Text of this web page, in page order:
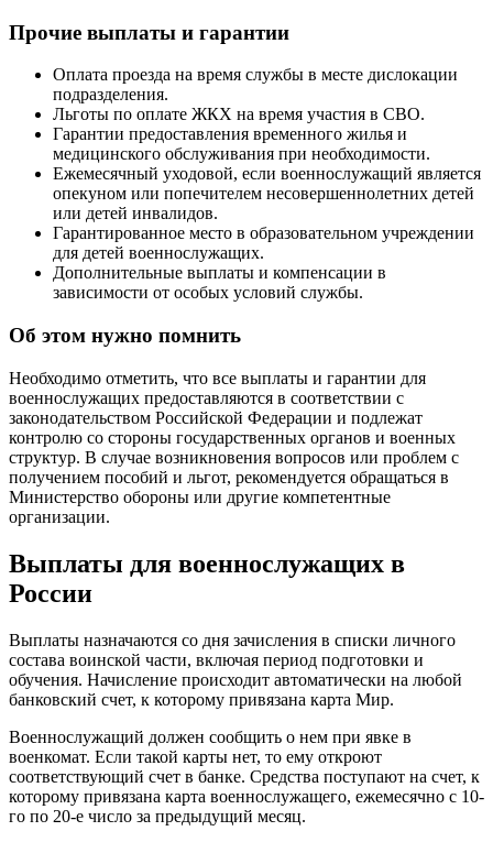
Прочие выплаты и гарантии
Оплата проезда на время службы в месте дислокации
подразделения.
Льготы по оплате ЖКХ на время участия в СВО.
Гарантии предоставления временного жилья и
медицинского обслуживания при необходимости.
Ежемесячный уходовой, если военнослужащий является
опекуном или попечителем несовершеннолетних детей
или детей инвалидов.
Гарантированное место в образовательном учреждении
для детей военнослужащих.
Дополнительные выплаты и компенсации в
зависимости от особых условий службы.
Об этом нужно помнить
Необходимо отметить, что все выплаты и гарантии для
военнослужащих предоставляются в соответствии с
законодательством Российской Федерации и подлежат
контролю со стороны государственных органов и военных
структур. В случае возникновения вопросов или проблем с
получением пособий и льгот, рекомендуется обращаться в
Министерство обороны или другие компетентные
организации.
Выплаты для военнослужащих в
России
Выплаты назначаются со дня зачисления в списки личного
состава воинской части, включая период подготовки и
обучения. Начисление происходит автоматически на любой
банковский счет, к которому привязана карта Мир.
Военнослужащий должен сообщить о нем при явке в
военкомат. Если такой карты нет, то ему откроют
соответствующий счет в банке. Средства поступают на счет, к
которому привязана карта военнослужащего, ежемесячно с 10-
го по 20-е число за предыдущий месяц.